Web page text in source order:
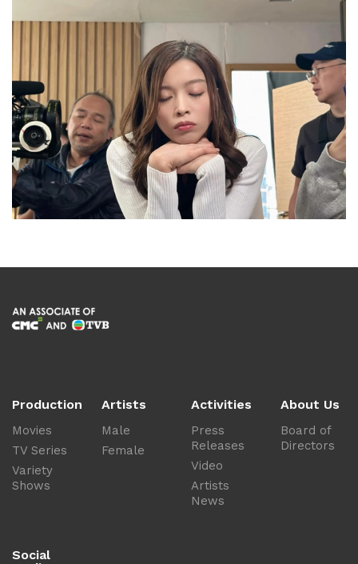
Production
Movies
TV Series
Variety
Shows
Artists
Male
Female
Activities
Press
Releases
Video
Artists
News
About Us
Board of
Directors
Social